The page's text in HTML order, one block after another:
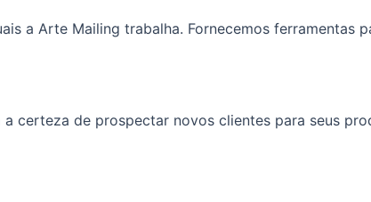
a Arte Mailing trabalha. Fornecemos ferramentas
certeza de prospectar novos clientes para seus